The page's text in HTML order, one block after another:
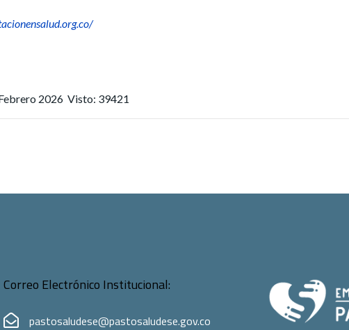
2026 Visto: 39421
Correo Electrónico Institucional:
pastosaludese@pastosaludese.gov.co